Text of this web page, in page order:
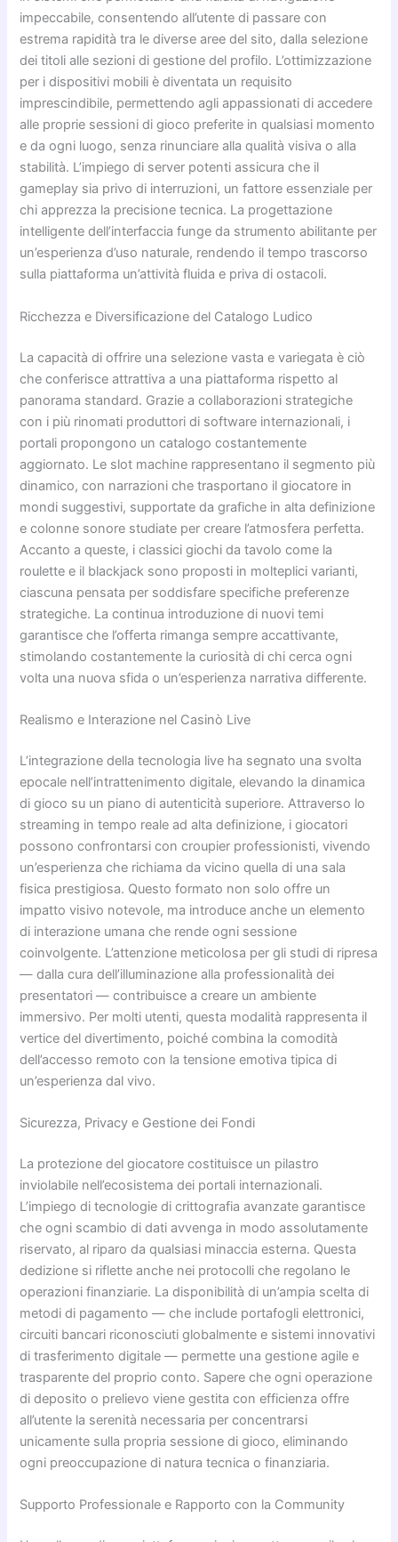
impeccabile, consentendo all’utente di passare con
estrema rapidità tra le diverse aree del sito, dalla selezione
dei titoli alle sezioni di gestione del profilo. L’ottimizzazione
per i dispositivi mobili è diventata un requisito
imprescindibile, permettendo agli appassionati di accedere
alle proprie sessioni di gioco preferite in qualsiasi momento
e da ogni luogo, senza rinunciare alla qualità visiva o alla
stabilità. L’impiego di server potenti assicura che il
gameplay sia privo di interruzioni, un fattore essenziale per
chi apprezza la precisione tecnica. La progettazione
intelligente dell’interfaccia funge da strumento abilitante per
un’esperienza d’uso naturale, rendendo il tempo trascorso
sulla piattaforma un’attività fluida e priva di ostacoli.
Ricchezza e Diversificazione del Catalogo Ludico
La capacità di offrire una selezione vasta e variegata è ciò
che conferisce attrattiva a una piattaforma rispetto al
panorama standard. Grazie a collaborazioni strategiche
con i più rinomati produttori di software internazionali, i
portali propongono un catalogo costantemente
aggiornato. Le slot machine rappresentano il segmento più
dinamico, con narrazioni che trasportano il giocatore in
mondi suggestivi, supportate da grafiche in alta definizione
e colonne sonore studiate per creare l’atmosfera perfetta.
Accanto a queste, i classici giochi da tavolo come la
roulette e il blackjack sono proposti in molteplici varianti,
ciascuna pensata per soddisfare specifiche preferenze
strategiche. La continua introduzione di nuovi temi
garantisce che l’offerta rimanga sempre accattivante,
stimolando costantemente la curiosità di chi cerca ogni
volta una nuova sfida o un’esperienza narrativa differente.
Realismo e Interazione nel Casinò Live
L’integrazione della tecnologia live ha segnato una svolta
epocale nell’intrattenimento digitale, elevando la dinamica
di gioco su un piano di autenticità superiore. Attraverso lo
streaming in tempo reale ad alta definizione, i giocatori
possono confrontarsi con croupier professionisti, vivendo
un’esperienza che richiama da vicino quella di una sala
fisica prestigiosa. Questo formato non solo offre un
impatto visivo notevole, ma introduce anche un elemento
di interazione umana che rende ogni sessione
coinvolgente. L’attenzione meticolosa per gli studi di ripresa
— dalla cura dell’illuminazione alla professionalità dei
presentatori — contribuisce a creare un ambiente
immersivo. Per molti utenti, questa modalità rappresenta il
vertice del divertimento, poiché combina la comodità
dell’accesso remoto con la tensione emotiva tipica di
un’esperienza dal vivo.
Sicurezza, Privacy e Gestione dei Fondi
La protezione del giocatore costituisce un pilastro
inviolabile nell’ecosistema dei portali internazionali.
L’impiego di tecnologie di crittografia avanzate garantisce
che ogni scambio di dati avvenga in modo assolutamente
riservato, al riparo da qualsiasi minaccia esterna. Questa
dedizione si riflette anche nei protocolli che regolano le
operazioni finanziarie. La disponibilità di un’ampia scelta di
metodi di pagamento — che include portafogli elettronici,
circuiti bancari riconosciuti globalmente e sistemi innovativi
di trasferimento digitale — permette una gestione agile e
trasparente del proprio conto. Sapere che ogni operazione
di deposito o prelievo viene gestita con efficienza offre
all’utente la serenità necessaria per concentrarsi
unicamente sulla propria sessione di gioco, eliminando
ogni preoccupazione di natura tecnica o finanziaria.
Supporto Professionale e Rapporto con la Community